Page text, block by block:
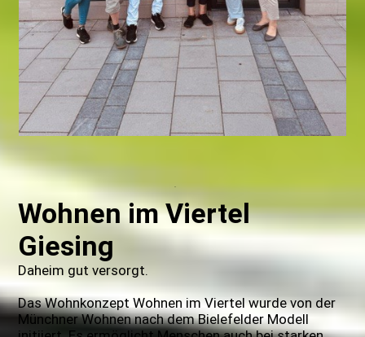
Wohnen im Viertel
Giesing
Daheim gut versorgt.
Das Wohnkonzept Wohnen im Viertel wurde von der
Münchner Wohnen nach dem Bielefelder Modell